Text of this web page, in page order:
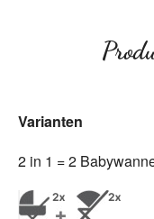
Varianten
2 in 1 = 2